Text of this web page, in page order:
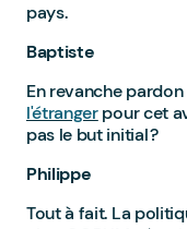
pays.
Baptiste
En revanche
l'étrangerpour cet
pas le but initial ?
Philippe
Tout à fait. La